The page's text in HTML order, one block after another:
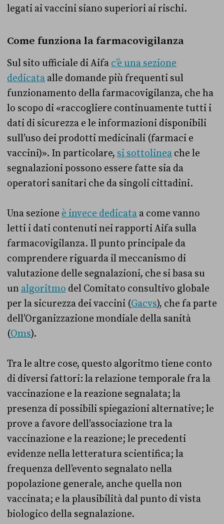
legati ai vaccini siano superiori ai rischi.
Come funziona la farmacovigilanza
Sul sito ufficiale di Aifa c’è una sezione
dedicata alle domande più frequenti sul
funzionamento della farmacovigilanza, che ha
lo scopo di «raccogliere continuamente tutti i
dati di sicurezza e le informazioni disponibili
sull’uso dei prodotti medicinali (farmaci e
vaccini)». In particolare, si sottolinea che le
segnalazioni possono essere fatte sia da
operatori sanitari che da singoli cittadini.
Una sezione è invece dedicata a come vanno
letti i dati contenuti nei rapporti Aifa sulla
farmacovigilanza. Il punto principale da
comprendere riguarda il meccanismo di
valutazione delle segnalazioni, che si basa su
un algoritmo del Comitato consultivo globale
per la sicurezza dei vaccini (Gacvs), che fa parte
dell’Organizzazione mondiale della sanità
(Oms).
Tra le altre cose, questo algoritmo tiene conto
di diversi fattori: la relazione temporale fra la
vaccinazione e la reazione segnalata; la
presenza di possibili spiegazioni alternative; le
prove a favore dell’associazione tra la
vaccinazione e la reazione; le precedenti
evidenze nella letteratura scientifica; la
frequenza dell’evento segnalato nella
popolazione generale, anche quella non
vaccinata; e la plausibilità dal punto di vista
biologico della segnalazione.